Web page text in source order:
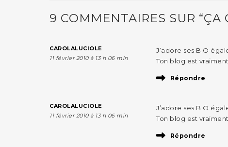
9 COMMENTAIRES SUR “ÇA
CAROLALUCIOLE
11 février 2010 à 13 h 06 min
J’adore ses B.O
Ton blog est
Répondre
CAROLALUCIOLE
11 février 2010 à 13 h 06 min
J’adore ses B.O
Ton blog est
Répondre